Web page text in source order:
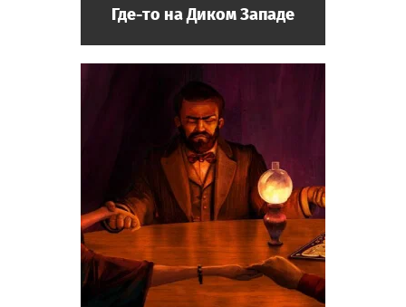
Где-то на Диком Западе